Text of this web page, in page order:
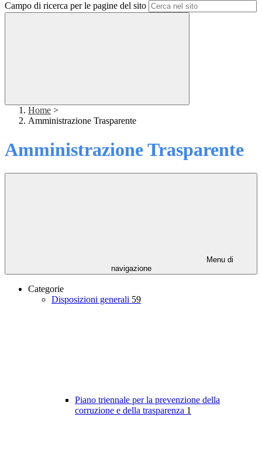
Campo di ricerca per le pagine del sito
Home >
Amministrazione Trasparente
Amministrazione Trasparente
Menu di
navigazione
Categorie
Disposizioni generali 59
Piano triennale per la prevenzione della
corruzione e della trasparenza 1